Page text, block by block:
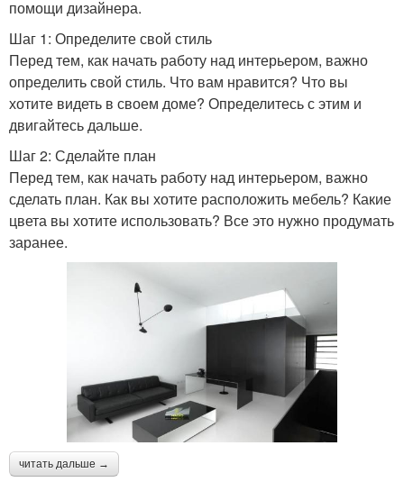
помощи дизайнера.
Шаг 1: Определите свой стиль
Перед тем, как начать работу над интерьером, важно
определить свой стиль. Что вам нравится? Что вы
хотите видеть в своем доме? Определитесь с этим и
двигайтесь дальше.
Шаг 2: Сделайте план
Перед тем, как начать работу над интерьером, важно
сделать план. Как вы хотите расположить мебель? Какие
цвета вы хотите использовать? Все это нужно продумать
заранее.
читать дальше →